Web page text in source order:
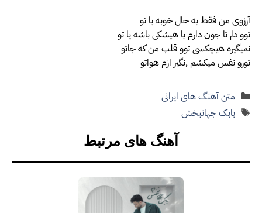
آرزوی من فقط یه حال خوبه با تو
توو دلم تا جون دارم یا هیشکی باشه یا تو
نمیگیره هیچکسی توو قلب من که جاتو
تورو نفس میکشم ,نگیر ازم هواتو
دسته‌ها
متن آهنگ های ایرانی
برچسب‌ها
بابک جهانبخش
آهنگ های مرتبط